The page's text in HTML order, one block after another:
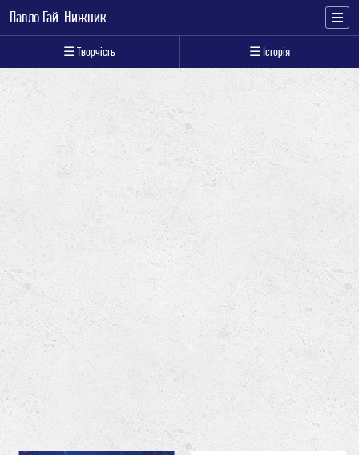
Павло Гай-Нижник
☰ Творчість ☰ Історія